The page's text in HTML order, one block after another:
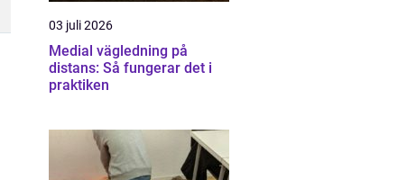
03 juli 2026
Medial vägledning på
distans: Så fungerar det i
praktiken